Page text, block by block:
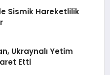
Sismik Hareketlilik
Ukraynalı Yetim
Etti